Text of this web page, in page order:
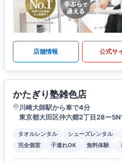
店舗情報 公式サ
かたぎり塾雑色店
川崎大師駅から車で4分
東京都大田区仲六郷2丁目28ー
タオルレンタル シューズレンタル
完全個室
子連れOK 無料体験